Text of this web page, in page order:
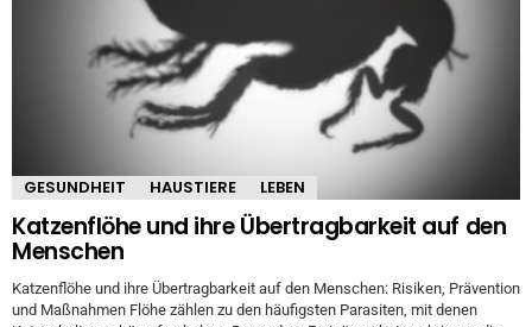
GESUNDHEIT HAUSTIERE LEBEN
Katzenflöhe und ihre Übertragbarkeit auf den
Menschen
Katzenflöhe und ihre Übertragbarkeit auf den Menschen: Risiken, Prävention
und Maßnahmen Flöhe zählen zu den häufigsten Parasiten, mit denen